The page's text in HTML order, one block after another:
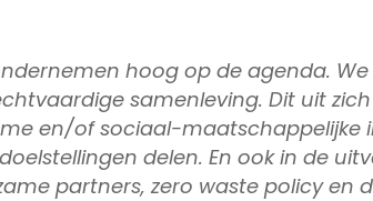
hoog op de agenda.
samenleving. Dit uit
en/of sociaal-maatschappelijke
delen. En ook in de
partners, zero waste policy en